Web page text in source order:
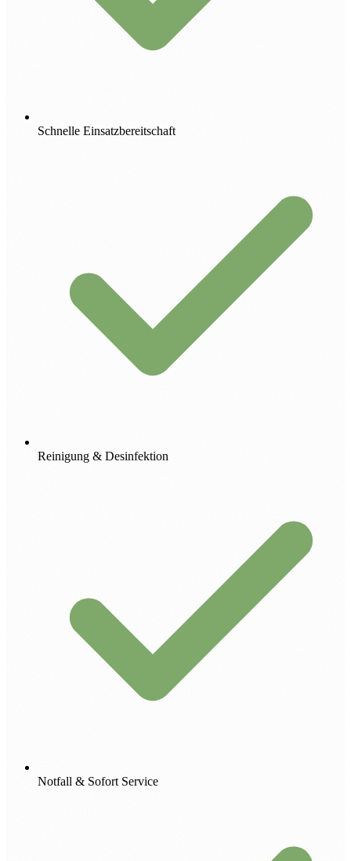
Schnelle Einsatzbereitschaft
Reinigung & Desinfektion
Notfall & Sofort Service